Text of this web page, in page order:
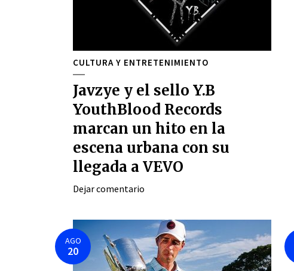
CULTURA Y ENTRETENIMIENTO
Javzye y el sello Y.B
YouthBlood Records
marcan un hito en la
escena urbana con su
llegada a VEVO
Dejar comentario
AGO
20